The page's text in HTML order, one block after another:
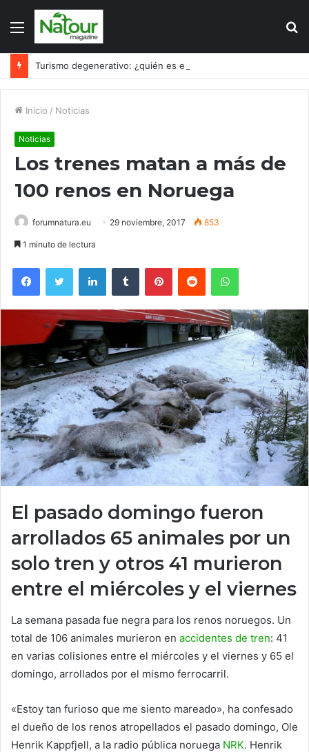
Menú
Inicio / Noticias
Noticias
Los trenes matan a más de
100 renos en Noruega
forumnatura.eu 29 noviembre, 2017 853
1 minuto de lectura
FacebookTwitter LinkedInTumblr PinterestReddit WhatsApp
El pasado domingo fueron
arrollados 65 animales por un
solo tren y otros 41 murieron
entre el miércoles y el viernes
La semana pasada fue negra para los renos noruegos. Un
total de 106 animales murieron en accidentes de tren: 41
en varias colisiones entre el miércoles y el viernes y 65 el
domingo, arrollados por el mismo ferrocarril.
«Estoy tan furioso que me siento mareado», ha confesado
el dueño de los renos atropellados el pasado domingo, Ole
Henrik Kappfjell, a la radio pública noruega NRK. Henrik